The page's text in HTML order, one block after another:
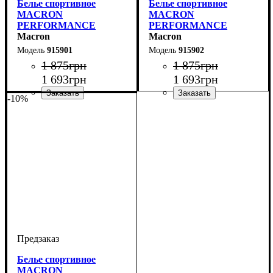
Белье спортивное
MACRON
PERFORMANCE
SHORT SLEEVES TOP
(915901)
Macron
915901
1 875грн
1 693грн
Производитель
Цвет
Белье спортивное
MACRON
PERFORMANCE
SHORT SLEEVES TOP
(915902)
Macron
915902
1 875грн
1 693грн
-10%
Белье спортивное
MACRON